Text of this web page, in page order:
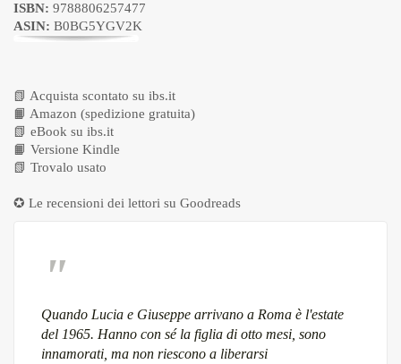
ISBN: 9788806257477
ASIN: B0BG5YGV2K
📗 Acquista scontato su ibs.it
📙 Amazon (spedizione gratuita)
📗 eBook su ibs.it
📙 Versione Kindle
📗 Trovalo usato
✪ Le recensioni dei lettori su Goodreads
Quando Lucia e Giuseppe arrivano a Roma è l'estate
del 1965. Hanno con sé la figlia di otto mesi, sono
innamorati, ma non riescono a liberarsi